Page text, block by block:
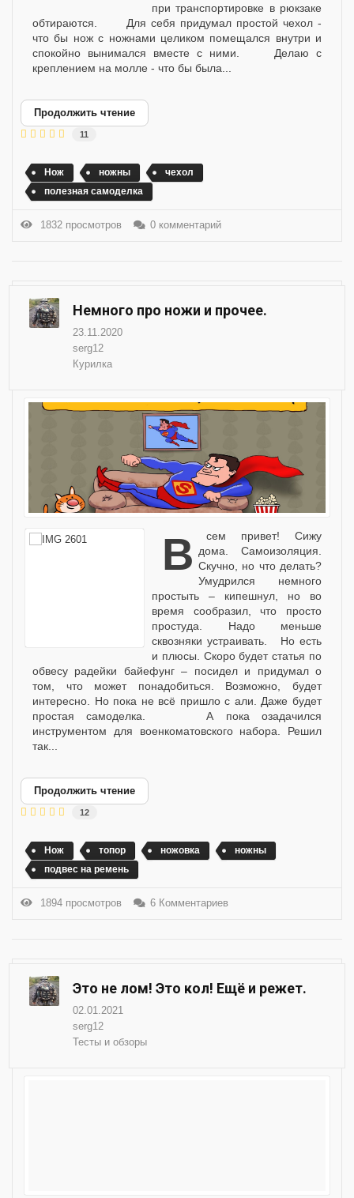
при транспортировке в рюкзаке
обтираются. Для себя придумал простой чехол -
что бы нож с ножнами целиком помещался внутри и
спокойно вынимался вместе с ними. Делаю с
креплением на молле - что бы была...
Продолжить чтение
11
Нож ножны
чехол
полезная самоделка
1832 просмотров 0 комментарий
Немного про ножи и прочее.
23.11.2020
serg12
Курилка
Всем привет! Сижу дома. Самоизоляция.
Скучно, но что делать?
Умудрился немного
простыть – кипешнул, но во
время сообразил, что просто
простуда. Надо меньше
сквозняки устраивать. Но есть
и плюсы. Скоро будет статья по
обвесу радейки байефунг – посидел и придумал о
том, что может понадобиться. Возможно, будет
интересно. Но пока не всё пришло с али. Даже будет
простая самоделка. А пока озадачился
инструментом для военкоматовского набора. Решил
так...
Продолжить чтение
12
Нож топор ножовка
ножны
подвес на ремень
1894 просмотров 6 Комментариев
Это не лом! Это кол! Ещё и режет.
02.01.2021
serg12
Тесты и обзоры